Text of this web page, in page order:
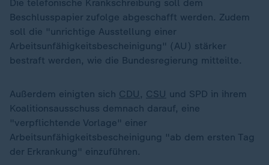
Die telefonische Krankschreibung soll dem
Beschlusspapier zufolge abgeschafft werden. Zudem
soll die "unrichtige Ausstellung einer
Arbeitsunfähigkeitsbescheinigung" (AU) stärker
bestraft werden, wie die Bundesregierung mitteilte.
Außerdem einigten sich CDU , CSU und SPD in ihrem
Koalitionsausschuss demnach darauf, eine
"verpflichtende Vorlage" einer
Arbeitsunfähigkeitsbescheinigung "ab dem ersten Tag
der Erkrankung" einzuführen.